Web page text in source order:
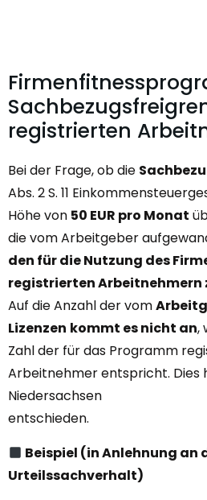
registrierten
Bei der Frage, ob die
Abs. 2 S. 11
Höhe von 50 EUR pro Monat
die vom Arbeitgeber
den für die Nutzung des
registrierten Arbeitnehmern
Auf die Anzahl der vom
Lizenzen kommt es nicht an,
Zahl der für das Programm
Arbeitnehmer entspricht. Dies
Niedersachsen
entschieden.
Beispiel (in Anlehnung an
Urteilssachverhalt)